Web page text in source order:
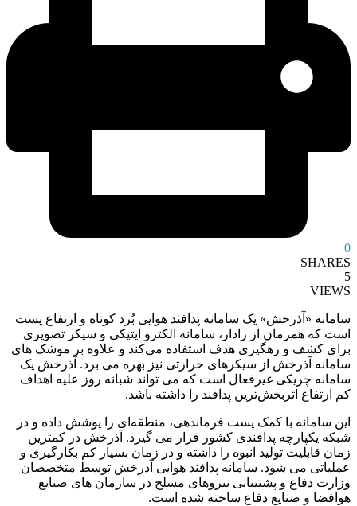
0
SHARES
5
VIEWS
سامانه «آذرخش» یک سامانه پدافند هوایی بُرد کوتاه و ارتفاع پست
است که همزمان از رادار، سامانه الکترو اپتیکی و سیکر تصویری
برای کشف و رهگیری هدف استفاده می‌کند و علاوه بر موشک های
سامانه آذرخش از سیکرهای حرارتی نیز بهره می برد. آذرخش یک
سامانه چریکی غیرفعال است که می تواند شبانه روز علیه اهداف
کم ارتفاع اثربخش‌ترین پدافند را داشته باشد.
این سامانه با کمک پست فرماندهی، منطقه‌ای را پوشش داده و در
شبکه یکپارچه پدافندی کشور قرار می گیرد. آذرخش در کمترین
زمان قابلیت تولید انبوه را داشته و در زمان بسیار کم بکارگیری و
عملیاتی می شود. سامانه پدافند هوایی آذرخش توسط متخصصان
وزارت دفاع و پشتیبانی نیروهای مسلح در سازمان های صنایع
هوافضا و صنایع دفاع ساخته شده است.